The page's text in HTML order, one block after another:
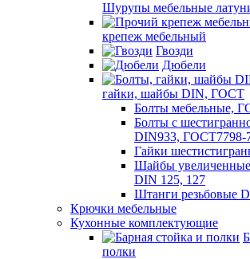
Шурупы мебельные
крепеж мебельный
Гвозди
Дюбели
гайки, шайбы DIN, ГОСТ
Болты мебельные,
Болты с
DIN933, ГОСТ7798-
Гайки
Шайбы
DIN 125, 127
Штанги резьбовые
Крючки мебельные
Кухонные комплектующие
полки